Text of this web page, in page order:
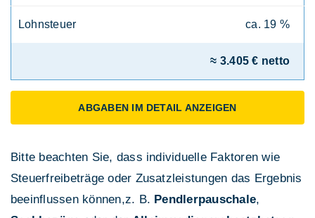
Lohnsteuer ca. 19 %
≈ 3.405 € netto
ABGABEN IM DETAIL ANZEIGEN
Bitte beachten Sie, dass individuelle Faktoren wie
Steuerfreibeträge oder Zusatzleistungen das Ergebnis
beeinflussen können,z. B. Pendlerpauschale,